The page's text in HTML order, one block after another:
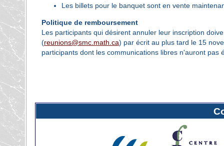
Les billets pour le banquet sont en vente
Politique de remboursement
Les participants qui désirent annuler leur inscription
(reunions@smc.math.ca) par écrit au plus tard le 15
participants dont les communications libres n'auront